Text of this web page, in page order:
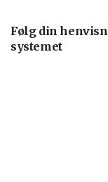
Følg din
systemet